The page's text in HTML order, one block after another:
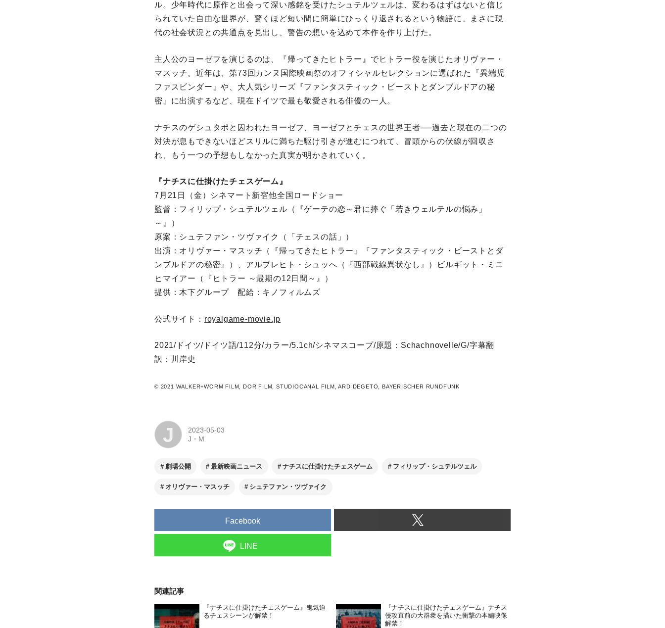
ル。少年時代に原作と出会って深い感銘を受けたシュテルツェルは、変わるはずはないと信じ
られていた自由な世界が、驚くほど短い間に簡単にひっくり返されるという物語に、まさに現
代の社会状況との共通点を見出し、警告の想いを込めて本作を作り上げた。
主人公のヨーゼフを演じるのは、『帰ってきたヒトラー』でヒトラー役を演じたオリヴァー・
マスッチ。近年は、第73回カンヌ国際映画祭のオフィシャルセレクションに選ばれた『異端児
ファスビンダー』や、大人気シリーズ『ファンタスティック・ビーストとダンブルドアの秘
密』に出演するなど、現在ドイツで最も敬愛される俳優の一人。
ナチスのゲシュタポと囚われたヨーゼフ、ヨーゼフとチェスの世界王者──過去と現在の二つの
対決が息もできないほどスリルに満ちた駆け引きが進むにつれて、冒頭からの伏線が回収さ
れ、もう一つの予想もしなかった真実が明かされていく。
『ナチスに仕掛けたチェスゲーム』
7月21日（金）シネマート新宿他全国ロードショー
監督：フィリップ・シュテルツェル（『ゲーテの恋～君に捧ぐ「若きウェルテルの悩み」
～』）
原案：シュテファン・ツヴァイク（「チェスの話」）
出演：オリヴァー・マスッチ（『帰ってきたヒトラー』『ファンタスティック・ビーストとダ
ンブルドアの秘密』）、アルブレヒト・シュッへ（『西部戦線異状なし』）ビルギット・ミニ
ヒマイアー（『ヒトラー ～最期の12日間～』）
提供：木下グループ 配給：キノフィルムズ
公式サイト： royalgame-movie.jp
2021/ドイツ/ドイツ語/112分/カラー/5.1ch/シネマスコープ/原題：Schachnovelle/G/字幕翻
訳：川岸史
© 2021 WALKER+WORM FILM, DOR FILM, STUDIOCANAL FILM, ARD DEGETO, BAYERISCHER RUNDFUNK
J
2023-05-03
J・M
劇場公開 最新映画ニュース ナチスに仕掛けたチェスゲーム フィリップ・シュテルツェル
オリヴァー・マスッチ シュテファン・ツヴァイク
Facebook
LINE
関連記事
『ナチスに仕掛けたチェスゲーム』鬼気迫
るチェスシーンが解禁！
『ナチスに仕掛けたチェスゲーム』ナチス
侵攻直前の大群衆を描いた衝撃の本編映像
解禁！